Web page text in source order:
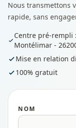
Nous transmettons
rapide, sans
Centre pré-rempli
Montélimar -
Mise en relation
100% gratuit
NOM